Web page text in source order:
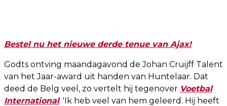
Bestel nu het nieuwe derde tenue van Ajax!
Godts ontving maandagavond de Johan Cruijff Talent
van het Jaar-award uit handen van Huntelaar. Dat
deed de Belg veel, zo vertelt hij tegenover Voetbal
International. 'Ik heb veel van hem geleerd. Hij heeft